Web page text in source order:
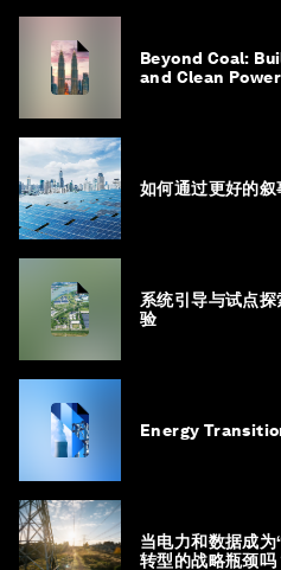
Beyond Coal:
and Clean
如何通过更好的
系统引导与试点
验
Energy
当电力和数据成
转型的战略瓶颈吗